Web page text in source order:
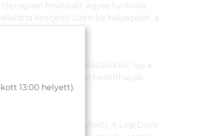
frissítését, egyes funkciók
kiterjedő üzembe helyezését, a
elterjedt hívóalkalmazásokkal, így a
egyszerűen beállíthatják,
felügyelet mellett). A Logi Dock
13:00 helyett).